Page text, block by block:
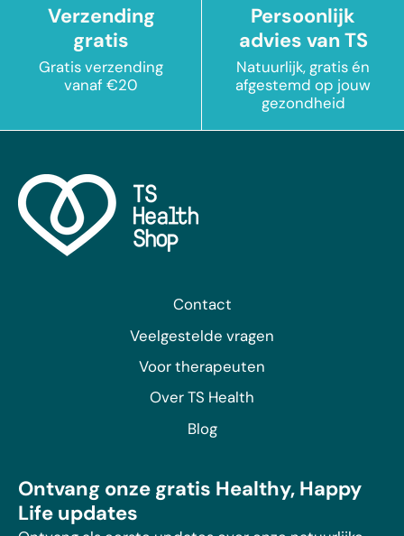
Verzending
gratis
Gratis verzending
vanaf €20
Persoonlijk
advies van TS
Natuurlijk, gratis én
afgestemd op jouw
gezondheid
Contact
Veelgestelde vragen
Voor therapeuten
Over TS Health
Blog
Ontvang onze gratis Healthy, Happy
Life updates